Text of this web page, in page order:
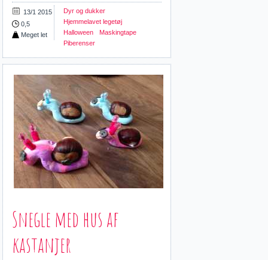
13/1 2015
0,5
Meget let
Dyr og dukker
Hjemmelavet legetøj
Halloween
Maskingtape
Piberenser
Snegle med hus af
kastanjer